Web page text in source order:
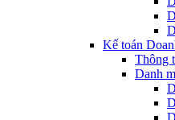
Kế toán
Thông
Danh